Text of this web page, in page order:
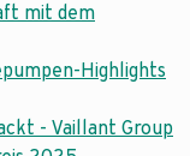
mit dem
Highlights
- Vaillant Group